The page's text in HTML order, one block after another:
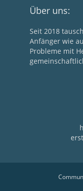
Über uns:
Seit 2018
Anfänger wie
Probleme mit